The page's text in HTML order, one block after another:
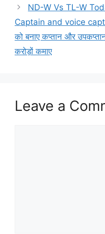
ND-W Vs TL-W
Captain and voice
को बनाए कप्तान और
करोड़ों कमाए
Leave a